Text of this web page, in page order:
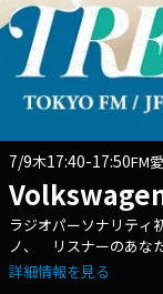
7/9木17:40-17:50FM
ラジオパーソナリティ
ノ、 リスナーのあな
る番組 『Volkswagen
詳細情報を見る